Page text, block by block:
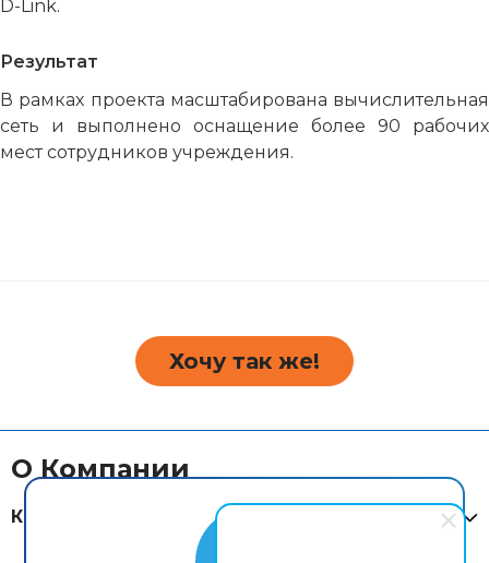
D-Link.
Результат
В рамках проекта масштабирована вычислительная
сеть и выполнено оснащение более 90 рабочих
мест сотрудников учреждения.
Хочу так же!
О Компании
Компания